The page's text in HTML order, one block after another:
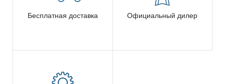
Бесплатная доставка Официальный дилер